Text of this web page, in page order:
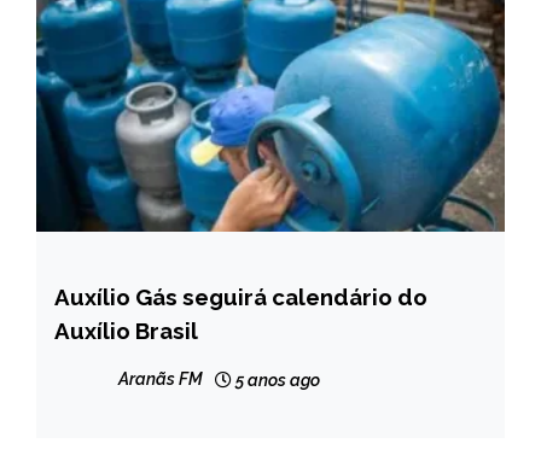
BRASIL
NOTÍCIAS
Auxílio Gás seguirá calendário do
Auxílio Brasil
Aranãs FM 5 anos ago